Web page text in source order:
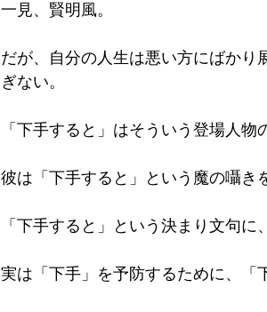
一見、賢明風。
だが、自分の人生は悪い方にばかり
ぎない。
「下手すると」はそういう登場人物
彼は「下手すると」という魔の囁き
「下手すると」という決まり文句に
実は「下手」を予防するために、「